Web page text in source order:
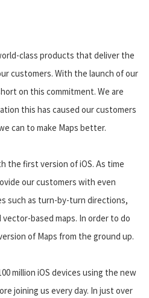
class products that deliver the
customers. With the launch of our
on this commitment. We are
this has caused our customers
can to make Maps better.
the first version of iOS. As time
our customers with even
such as turn-by-turn directions,
based maps. In order to do
of Maps from the ground up.
million iOS devices using the new
joining us every day. In just over